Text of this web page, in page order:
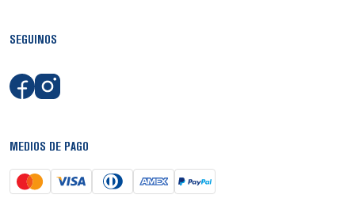
SEGUINOS
MEDIOS DE PAGO